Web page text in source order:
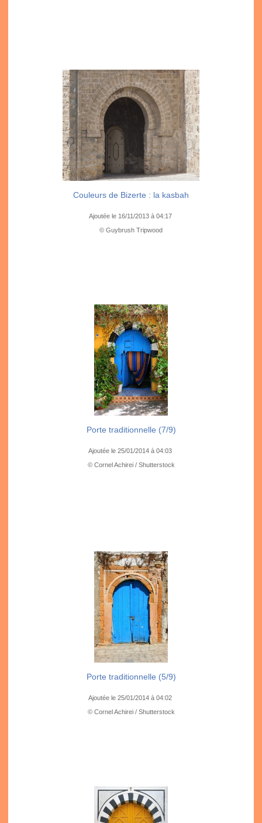
Couleurs de Bizerte : la kasbah
Ajoutée le 16/11/2013 à 04:17
© Guybrush Tripwood
Porte traditionnelle (7/9)
Ajoutée le 25/01/2014 à 04:03
© Cornel Achirei / Shutterstock
Porte traditionnelle (5/9)
Ajoutée le 25/01/2014 à 04:02
© Cornel Achirei / Shutterstock